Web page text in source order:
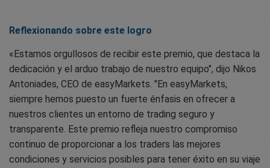
Reflexionando sobre este logro
«Estamos orgullosos de recibir este premio, que destaca la
dedicación y el arduo trabajo de nuestro equipo", dijo Nikos
Antoniades, CEO de easyMarkets. "En easyMarkets,
siempre hemos puesto un fuerte énfasis en ofrecer a
nuestros clientes un entorno de trading seguro y
transparente. Este premio refleja nuestro compromiso
continuo de proporcionar a los traders las mejores
condiciones y servicios posibles para tener éxito en su viaje